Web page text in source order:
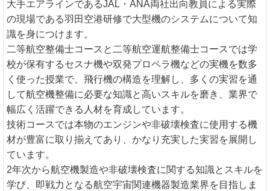
大手エアラインであるJAL・ANA両社出向教員による実際
の現場である羽田空港研修で大型機のシステムについて知
識を身につけます。
二等航空整備士コースと二等航空運航整備士コースでは学
校が保有するセスナ機や双発プロペラ機などの実機を数多
く使った授業で、飛行機の構造を理解し、多くの実習を通
して航空機整備に必要な知識と高いスキルを磨き、業界で
幅広く活躍できる人材を育成しています。
技術コースでは本物のエンジンや非破壊検査に使用する機
材が豊富に取り揃えてあり、かなり充実した実習を展開し
ています。
2年次から航空機製造や非破壊検査に関する知識とスキルを
学び、即戦力となる航空宇宙関連機器製造業界を目指しま